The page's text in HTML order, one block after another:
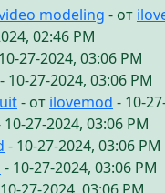
modeling - от
02:46 PM
27-2024, 03:06 PM
- 10-27-2024, 03:06 PM
- от ilovemod - 10-
10-27-2024, 03:06 PM
- 10-27-2024, 03:06 PM
- 10-27-2024, 03:06 PM